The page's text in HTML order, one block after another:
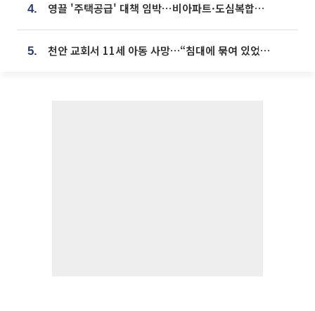
4. 영끌 '주택공급' 대책 임박⋯비아파트·도심복합까지 총동원
5. 천안 교회서 11세 아동 사망…“침대에 묶여 있었다” 진술 확보